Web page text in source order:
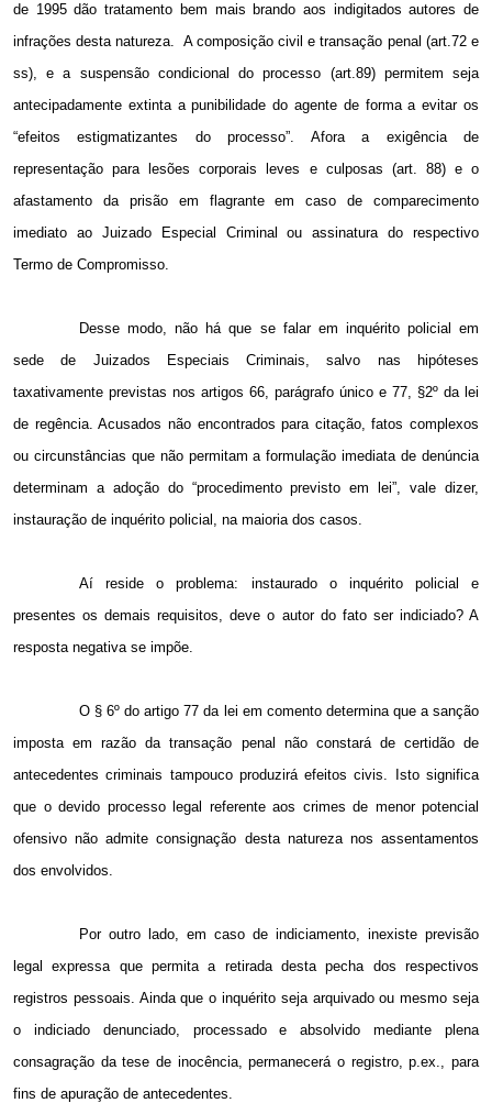
de 1995 dão tratamento bem mais brando aos indigitados autores de
infrações desta natureza. A composição civil e transação penal (art.72 e
ss), e a suspensão condicional do processo (art.89) permitem seja
antecipadamente extinta a punibilidade do agente de forma a evitar os
“efeitos estigmatizantes do processo”. Afora a exigência de
representação para lesões corporais leves e culposas (art. 88) e o
afastamento da prisão em flagrante em caso de comparecimento
imediato ao Juizado Especial Criminal ou assinatura do respectivo
Termo de Compromisso.
Desse modo, não há que se falar em inquérito policial em
sede de Juizados Especiais Criminais, salvo nas hipóteses
taxativamente previstas nos artigos 66, parágrafo único e 77, §2º da lei
de regência. Acusados não encontrados para citação, fatos complexos
ou circunstâncias que não permitam a formulação imediata de denúncia
determinam a adoção do “procedimento previsto em lei”, vale dizer,
instauração de inquérito policial, na maioria dos casos.
Aí reside o problema: instaurado o inquérito policial e
presentes os demais requisitos, deve o autor do fato ser indiciado? A
resposta negativa se impõe.
O § 6º do artigo 77 da lei em comento determina que a sanção
imposta em razão da transação penal não constará de certidão de
antecedentes criminais tampouco produzirá efeitos civis. Isto significa
que o devido processo legal referente aos crimes de menor potencial
ofensivo não admite consignação desta natureza nos assentamentos
dos envolvidos.
Por outro lado, em caso de indiciamento, inexiste previsão
legal expressa que permita a retirada desta pecha dos respectivos
registros pessoais. Ainda que o inquérito seja arquivado ou mesmo seja
o indiciado denunciado, processado e absolvido mediante plena
consagração da tese de inocência, permanecerá o registro, p.ex., para
fins de apuração de antecedentes.